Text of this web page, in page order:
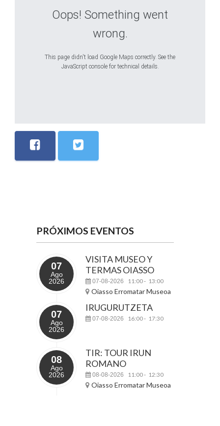
Oops! Something went
wrong.
This page didn't load Google Maps correctly. See the
JavaScript console for technical details.
PRÓXIMOS EVENTOS
07
Ago
2026
VISITA MUSEO Y
TERMAS OIASSO
07-08-2026 11:00- 13:00
Oiasso Erromatar Museoa
07
Ago
2026
IRUGURUTZETA
07-08-2026 16:00- 17:30
08
Ago
2026
TIR: TOUR IRUN
ROMANO
08-08-2026 11:00- 12:30
Oiasso Erromatar Museoa